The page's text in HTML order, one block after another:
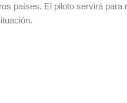
países. El piloto servirá para